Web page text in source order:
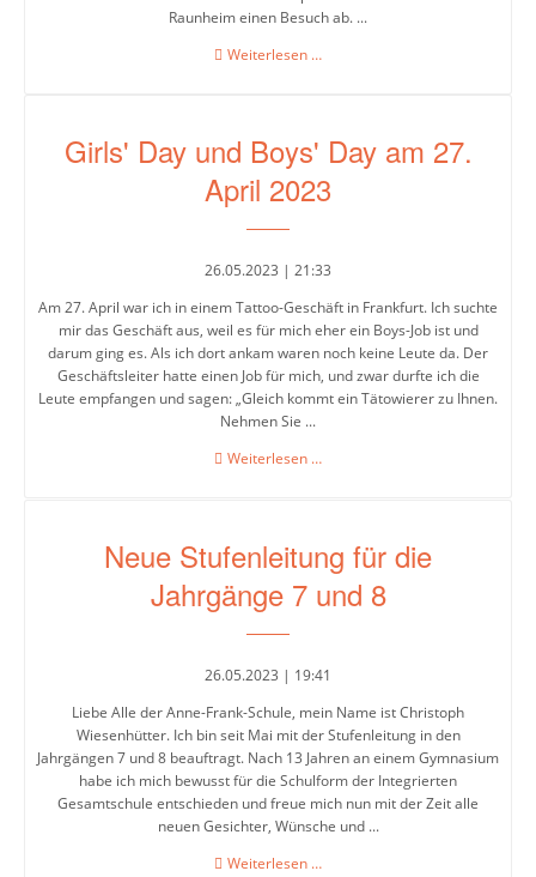
Raunheim einen Besuch ab. ...
Weiterlesen …Lesepaten
Girls' Day und Boys' Day am 27.
April 2023
26.05.2023 | 21:33
Am 27. April war ich in einem Tattoo-Geschäft in Frankfurt. Ich suchte
mir das Geschäft aus, weil es für mich eher ein Boys-Job ist und
darum ging es. Als ich dort ankam waren noch keine Leute da. Der
Geschäftsleiter hatte einen Job für mich, und zwar durfte ich die
Leute empfangen und sagen: „Gleich kommt ein Tätowierer zu Ihnen.
Nehmen Sie ...
Weiterlesen …Girls'
Day
am
27.
Neue Stufenleitung für die
Jahrgänge 7 und 8
26.05.2023 | 19:41
Liebe Alle der Anne-Frank-Schule, mein Name ist Christoph
Wiesenhütter. Ich bin seit Mai mit der Stufenleitung in den
Jahrgängen 7 und 8 beauftragt. Nach 13 Jahren an einem Gymnasium
habe ich mich bewusst für die Schulform der Integrierten
Gesamtschule entschieden und freue mich nun mit der Zeit alle
neuen Gesichter, Wünsche und ...
Weiterlesen …Neue